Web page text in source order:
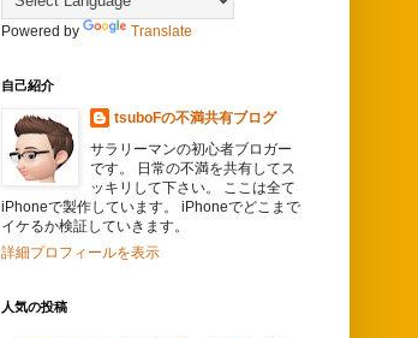
Powered by Translate
自己紹介
tsuboFの不満共有ブログ
サラリーマンの初心者ブロガー
です。 日常の不満を共有してス
ッキリして下さい。 ここは全て
iPhoneで製作しています。 iPhoneでどこまで
イケるか検証していきます。
詳細プロフィールを表示
人気の投稿